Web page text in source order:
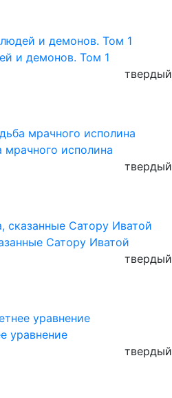
и демонов. Том 1
твердый
мрачного исполина
твердый
Сатору Иватой
твердый
уравнение
твердый